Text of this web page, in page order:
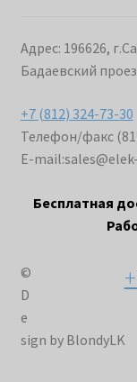
Адрес: 196626,
Бадаевский
+7 (812) 324-73-30
Телефон/факс
E-mail:
Бесплатная
©
D
e
sign by BlondyLK